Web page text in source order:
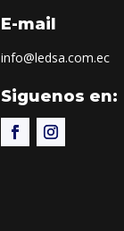
E-mail
info@ledsa.com.ec
Siguenos en: